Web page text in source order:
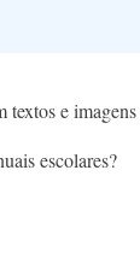
e
escolares?